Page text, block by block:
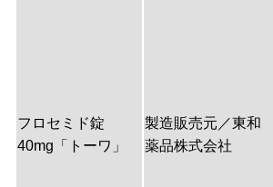
フロセミド錠
40mg「トーワ」
製造販売元／東和
薬品株式会社